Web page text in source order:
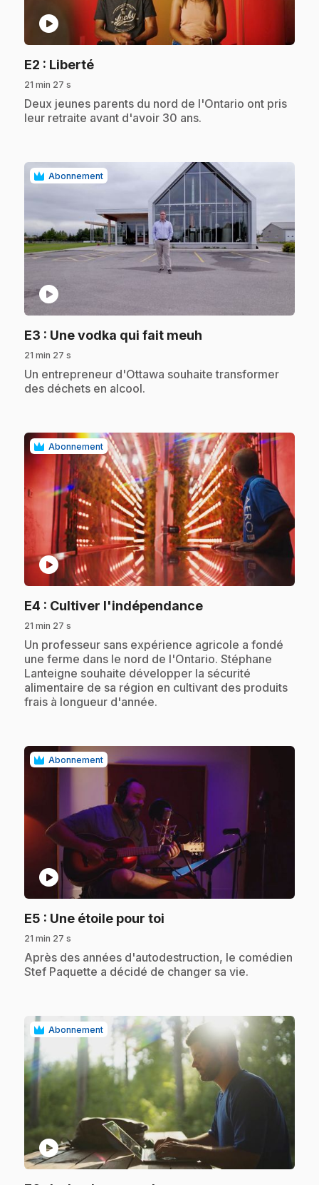
play_circle
E2 : Liberté.
21 min 27 s
.Deux jeunes parents du nord de l'Ontario ont pris
leur retraite avant d'avoir 30 ans.
Abonnement
play_circle
E3 : Une vodka qui fait meuh
21 min 27 s
.Un entrepreneur d'Ottawa souhaite transformer
des déchets en alcool.
Abonnement
play_circle
E4 : Cultiver l'indépendance.
21 min 27 s
.Un professeur sans expérience agricole a fondé
une ferme dans le nord de l'Ontario. Stéphane
Lanteigne souhaite développer la sécurité
alimentaire de sa région en cultivant des produits
frais à longueur d'année.
Abonnement
play_circle
E5 : Une étoile pour toi
21 min 27 s
.Après des années d'autodestruction, le comédien
Stef Paquette a décidé de changer sa vie.
Abonnement
play_circle